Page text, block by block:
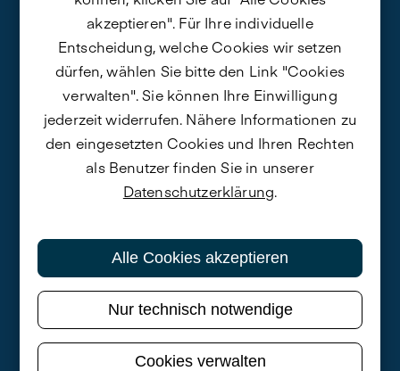
119.000 Datenpunkte
Die Analyse fand auf Basis von rund 119.000
Aussagen zu den Unternehmen in Medien
und Social Media im Zeitraum 1.4.2024 –
31.3.2025 statt. Die Beurteilung erfolgte
durch KI-gestützte Inhalts- und
Tonalitätsanalyse. Die Anzahl staatlich
Hochschulen sowie Patentanmeldungen in
2024 und Nominierungen und Gewinne von
Innovations- und Forschungspreisen in 2024
sind in die Berechnung eingeflossen.
akzeptieren". Für Ihre individuelle
Entscheidung, welche Cookies wir setzen
dürfen, wählen Sie bitte den Link "Cookies
verwalten". Sie können Ihre Einwilligung
jederzeit widerrufen. Nähere Informationen zu
den eingesetzten Cookies und Ihren Rechten
als Benutzer finden Sie in unserer
Datenschutzerklärung.
Alle Cookies akzeptieren
Nur technisch notwendige
Cookies verwalten